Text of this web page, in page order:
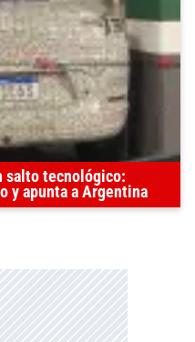
salto tecnológico:
y apunta a Argentina